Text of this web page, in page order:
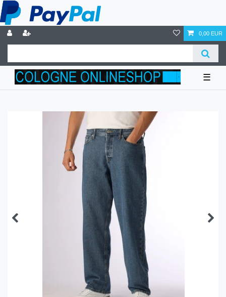
0,00 EUR
☰